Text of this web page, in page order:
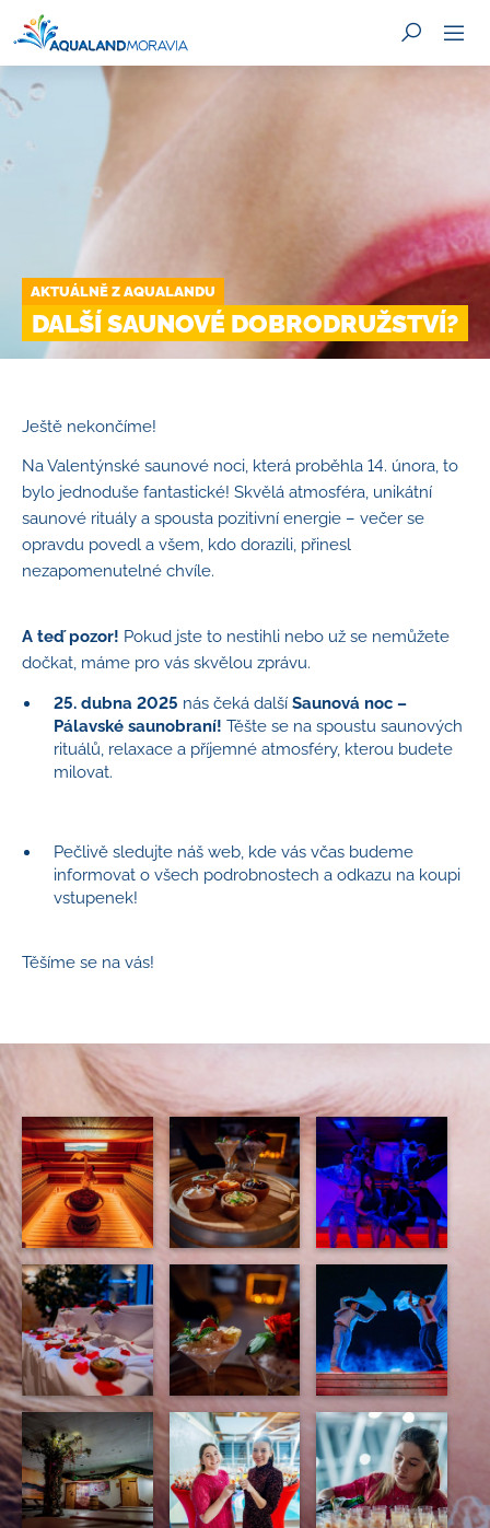
AKTUÁLNĚ Z AQUALANDU
DALŠÍ SAUNOVÉ DOBRODRUŽSTVÍ?
Ještě nekončíme!
Na Valentýnské saunové noci, která proběhla 14. února, to
bylo jednoduše fantastické! Skvělá atmosféra, unikátní
saunové rituály a spousta pozitivní energie – večer se
opravdu povedl a všem, kdo dorazili, přinesl
nezapomenutelné chvíle.
A teď pozor! Pokud jste to nestihli nebo už se nemůžete
dočkat, máme pro vás skvělou zprávu.
25. dubna 2025 nás čeká další Saunová noc –
Pálavské saunobraní! Těšte se na spoustu saunových
rituálů, relaxace a příjemné atmosféry, kterou budete
milovat.
Pečlivě sledujte náš web, kde vás včas budeme
informovat o všech podrobnostech a odkazu na koupi
vstupenek!
Těšíme se na vás!